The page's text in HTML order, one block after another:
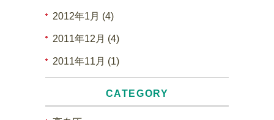
2012年1月 (4)
2011年12月 (4)
2011年11月 (1)
CATEGORY